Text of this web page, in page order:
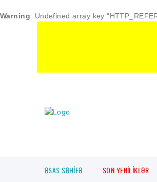
Warning: Undefined array key
ƏSAS SƏHİFƏ SON YENİLİKLƏR